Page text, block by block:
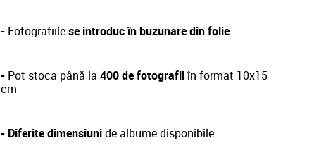
- Fotografiilese introduc în buzunare din folie
-Pot stoca până la 400 de fotografiiîn format 10x15
cm
- Diferite dimensiunide albume disponibile